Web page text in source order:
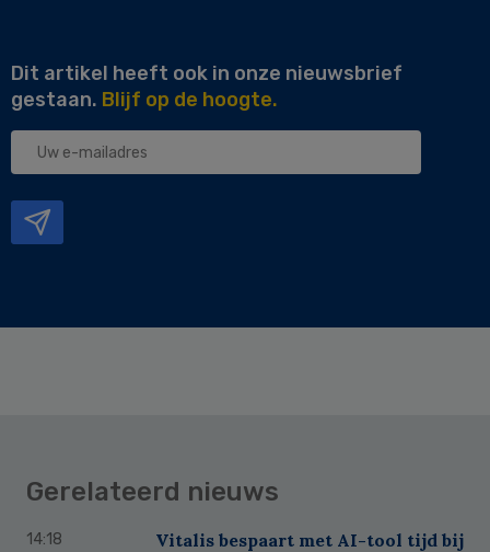
Dit artikel heeft ook in onze nieuwsbrief
gestaan. Blijf op de hoogte.
Uw
Gerelateerd nieuws
14:18
Vitalis bespaart met AI-tool tijd bij